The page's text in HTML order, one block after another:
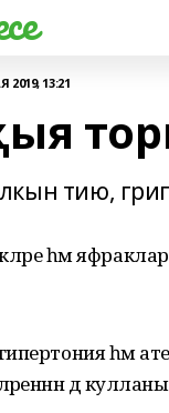
2019, 13:21
тию,
һәм
һәм
дә